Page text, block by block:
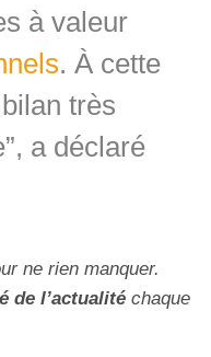
à valeur
. À cette
très
a déclaré
ne rien manquer.
de l’actualité chaque